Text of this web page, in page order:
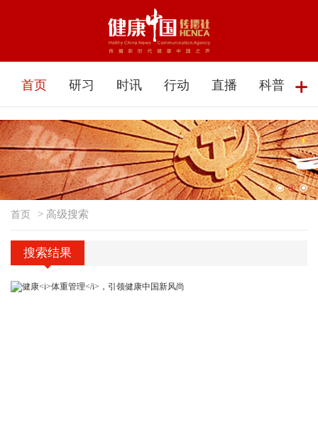
首页 研习 时讯 行动 直播 科普
首页 > 高级搜索
搜索结果